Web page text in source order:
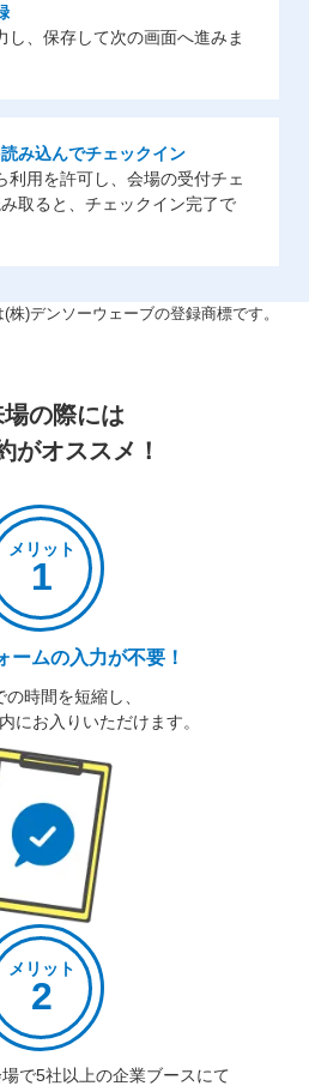
し、保存して次の画面へ進みま
み込んでチェックイン
利用を許可し、会場の受付チェ
取ると、チェックイン完了で
株)デンソーウェーブの登録商標です。
場の際には
がオススメ！
メリット
1
ームの入力が不要！
の時間を短縮し、
にお入りいただけます。
メリット
2
で5社以上の企業ブースにて